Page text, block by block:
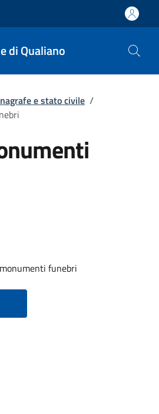
di Qualiano
e stato civile /
funebri